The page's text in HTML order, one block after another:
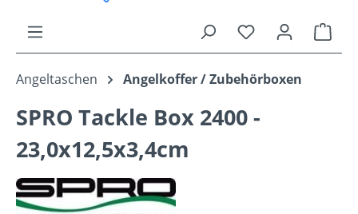
Du hast 0
Angeltaschen Angelkoffer / Zubehörboxen
SPRO Tackle Box 2400 -
23,0x12,5x3,4cm